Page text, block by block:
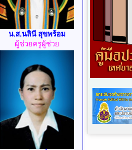
น.ส.นลินี สุขพร้อม
ผู้ช่วยครูผู้ช่วย